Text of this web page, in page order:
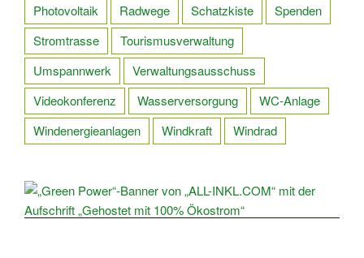
Photovoltaik
Radwege Schatzkiste
Spenden
Stromtrasse
Tourismusverwaltung
Umspannwerk
Verwaltungsausschuss
Videokonferenz
Wasserversorgung
WC-Anlage
Windenergieanlagen
Windkraft Windrad